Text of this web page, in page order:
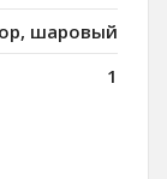
шаровый
1